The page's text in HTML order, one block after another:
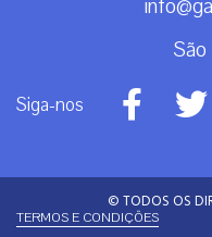
São
Siga-nos
© TODOS OS
TERMOS E CONDIÇÕES